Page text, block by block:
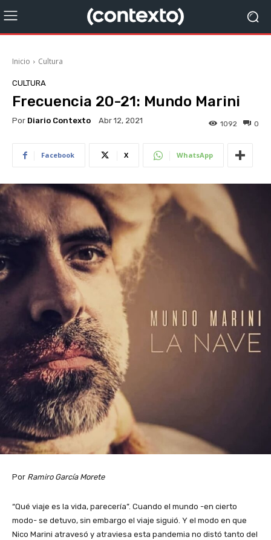
Inicio Cultura
CULTURA
Frecuencia 20-21: Mundo Marini
Por Diario Contexto Abr 12, 2021 0
1092
Facebook X WhatsApp
Por Ramiro García Morete
“Qué viaje es la vida, parecería”. Cuando el mundo -en cierto
modo- se detuvo, sin embargo el viaje siguió. Y el modo en que
Nico Marini atravesó y atraviesa esta pandemia no distó tanto del